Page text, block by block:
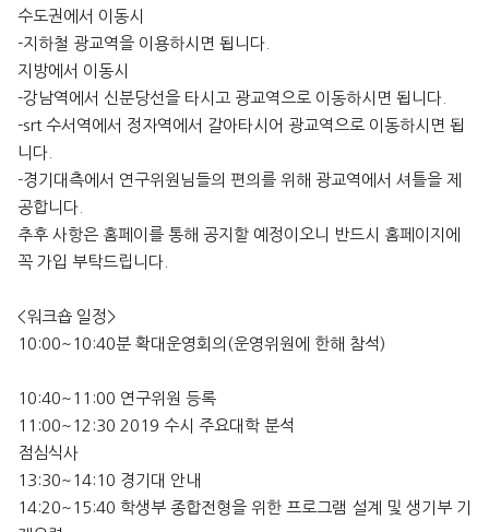
수도권에서 이동시
-지하철 광교역을 이용하시면 됩니다.
지방에서 이동시
-강남역에서 신분당선을 타시고 광교역으로 이동하시면 됩니다.
-srt 수서역에서 정자역에서 갈아타시어 광교역으로 이동하시면 됩
니다.
-경기대측에서 연구위원님들의 편의를 위해 광교역에서 셔틀을 제
공합니다.
추후 사항은 홈페이를 통해 공지할 예정이오니 반드시 홈페이지에
꼭 가입 부탁드립니다.
<워크숍 일정>
10:00~10:40분 확대운영회의(운영위원에 한해 참석)
10:40~11:00 연구위원 등록
11:00~12:30 2019 수시 주요대학 분석
점심식사
13:30~14:10 경기대 안내
14:20~15:40 학생부 종합전형을 위한 프로그램 설계 및 생기부 기